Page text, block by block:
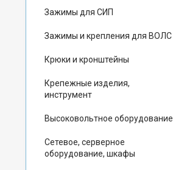
Зажимы для СИП
Зажимы и крепления для ВОЛС
Крюки и кронштейны
Крепежные изделия,
инструмент
Высоковольтное оборудование
Сетевое, серверное
оборудование, шкафы